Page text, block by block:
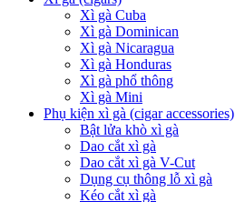
Xì gà Cuba
Xì gà Dominican
Xì gà Nicaragua
Xì gà Honduras
Xì gà phổ thông
Xì gà Mini
Phụ kiện xì gà (cigar accessories)
Bật lửa khò xì gà
Dao cắt xì gà
Dao cắt xì gà V-Cut
Dụng cụ thông lỗ xì gà
Kéo cắt xì gà